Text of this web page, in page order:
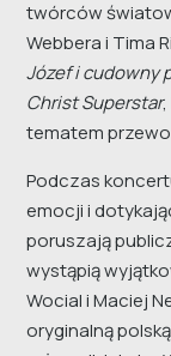
twórców
Webbera i Tima
Józef i cudowny
Christ Superstar
tematem
Podczas
emocji i
poruszają
wystąpią
Wocial i Maciej
oryginalną